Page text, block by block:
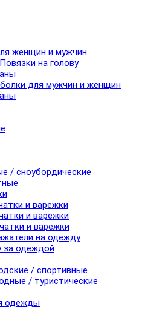
женщин и мужчин
на голову
для мужчин и женщин
/ сноубордические
и варежки
и варежки
и варежки
на одежду
за одеждой
/ спортивные
/ туристические
одежды